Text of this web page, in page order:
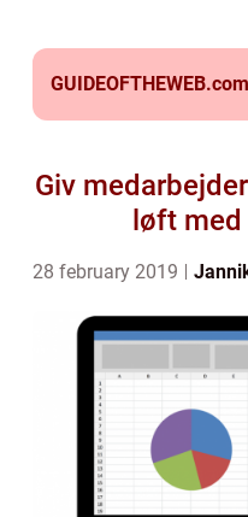
GUIDEOFTHEWEB.com
Giv
løft
28 february 2019